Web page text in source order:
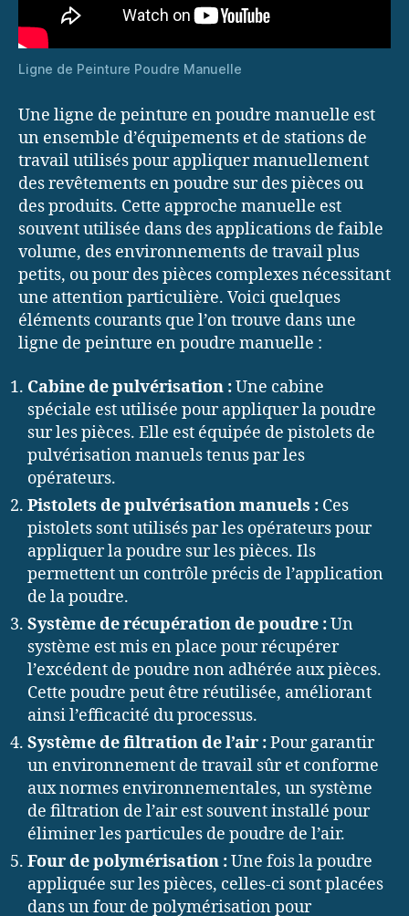
Ligne de Peinture Poudre Manuelle
Une ligne de peinture en poudre manuelle est
un ensemble d’équipements et de stations de
travail utilisés pour appliquer manuellement
des revêtements en poudre sur des pièces ou
des produits. Cette approche manuelle est
souvent utilisée dans des applications de faible
volume, des environnements de travail plus
petits, ou pour des pièces complexes nécessitant
une attention particulière. Voici quelques
éléments courants que l’on trouve dans une
ligne de peinture en poudre manuelle :
Cabine de pulvérisation :Une cabine
spéciale est utilisée pour appliquer la poudre
sur les pièces. Elle est équipée de pistolets de
pulvérisation manuels tenus par les
opérateurs.
Pistolets de pulvérisation manuels : Ces
pistolets sont utilisés par les opérateurs pour
appliquer la poudre sur les pièces. Ils
permettent un contrôle précis de l’application
de la poudre.
Système de récupération de poudre :Un
système est mis en place pour récupérer
l’excédent de poudre non adhérée aux pièces.
Cette poudre peut être réutilisée, améliorant
ainsi l’efficacité du processus.
Système de filtration de l’air :Pour garantir
un environnement de travail sûr et conforme
aux normes environnementales, un système
de filtration de l’air est souvent installé pour
éliminer les particules de poudre de l’air.
Four de polymérisation :Une fois la poudre
appliquée sur les pièces, celles-ci sont placées
dans un four de polymérisation pour